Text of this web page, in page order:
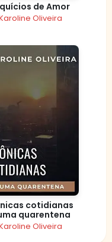
de Amor
Oliveira
cotidianas
quarentena
Oliveira